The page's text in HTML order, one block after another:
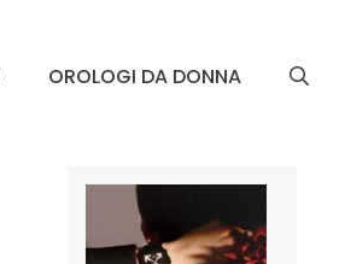
OROLOGI DA DONNA